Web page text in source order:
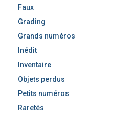
Faux
Grading
Grands numéros
Inédit
Inventaire
Objets perdus
Petits numéros
Raretés